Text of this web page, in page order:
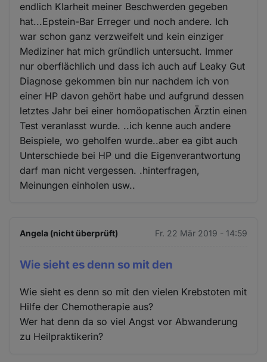
endlich Klarheit meiner Beschwerden gegeben
hat...Epstein-Bar Erreger und noch andere. Ich
war schon ganz verzweifelt und kein einziger
Mediziner hat mich gründlich untersucht. Immer
nur oberflächlich und dass ich auch auf Leaky Gut
Diagnose gekommen bin nur nachdem ich von
einer HP davon gehört habe und aufgrund dessen
letztes Jahr bei einer homöopatischen Ärztin einen
Test veranlasst wurde. ..ich kenne auch andere
Beispiele, wo geholfen wurde..aber ea gibt auch
Unterschiede bei HP und die Eigenverantwortung
darf man nicht vergessen. .hinterfragen,
Meinungen einholen usw..
Angela (nicht überprüft) Fr. 22 Mär 2019 - 14:59
Wie sieht es denn so mit den
Wie sieht es denn so mit den vielen Krebstoten mit
Hilfe der Chemotherapie aus?
Wer hat denn da so viel Angst vor Abwanderung
zu Heilpraktikerin?